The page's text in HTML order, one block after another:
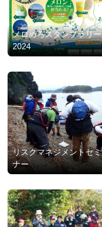
メロめろスタンプラリー
2024
リスクマネジメントセミ
ナー